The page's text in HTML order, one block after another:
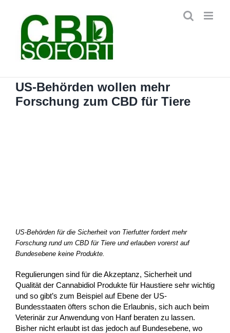
springen
US-Behörden wollen mehr
Forschung zum CBD für Tiere
US-Behörden für die Sicherheit von Tierfutter fordert mehr
Forschung rund um CBD für Tiere und erlauben vorerst auf
Bundesebene keine Produkte.
Regulierungen sind für die Akzeptanz, Sicherheit und
Qualität der Cannabidiol Produkte für Haustiere sehr wichtig
und so gibt’s zum Beispiel auf Ebene der US-
Bundesstaaten öfters schon die Erlaubnis, sich auch beim
Veterinär zur Anwendung von Hanf beraten zu lassen.
Bisher nicht erlaubt ist das jedoch auf Bundesebene, wo